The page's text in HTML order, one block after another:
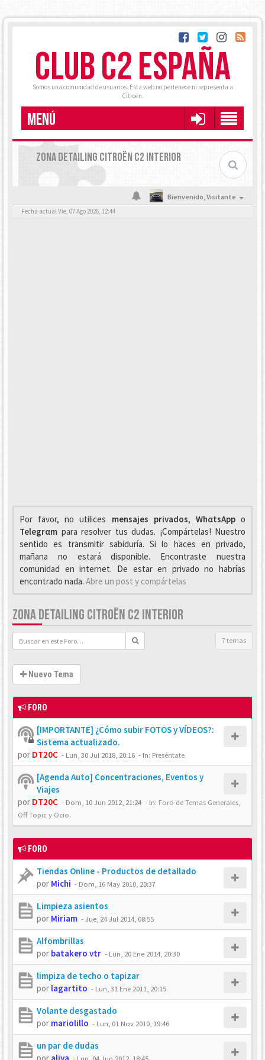
CLUB C2 ESPAÑA
Somos una comunidad de usuarios. Esta web no pertenece ni representa a
Citroën.
MENÚ
ZONA DETAILING CITROËN C2 INTERIOR
Bienvenido,Visitante
Fecha actual Vie, 07 Ago 2026, 12:44
Por favor, no utilices mensajes privados, WhαtsAppo
Telegrαm para resolver tus dudas. ¡Compártelas! Nuestro
sentido es transmitir sabiduría. Si lo haces en privado,
mañana no estará disponible. Encontraste nuestra
comunidad en internet. De estar en privado no habrías
encontrado nada. Abre un post y compártelas
ZONA DETAILING CITROËN C2 INTERIOR
7 temas
Nuevo Tema
FORO
[IMPORTANTE] ¿Cómo subir FOTOS y VÍDEOS?:
Sistema actualizado.
por DT20C - Lun, 30 Jul 2018, 20:16 - In: Preséntate.
[Agenda Auto] Concentraciones, Eventos y
Viajes
por DT20C - Dom, 10 Jun 2012, 21:24 - In: Foro de Temas Generales,
Off Topic y Ocio.
FORO
Tiendas Online - Productos de detallado
por Michi - Dom, 16 May 2010, 20:37
Limpieza asientos
por Miriam -Jue, 24 Jul 2014, 08:55
Alfombrillas
por batakero vtr - Lun, 20 Ene 2014, 20:30
limpiza de techo o tapizar
por lagartito - Lun, 31 Ene 2011, 20:15
Volante desgastado
por mariolillo - Lun, 01 Nov 2010, 19:46
un par de dudas